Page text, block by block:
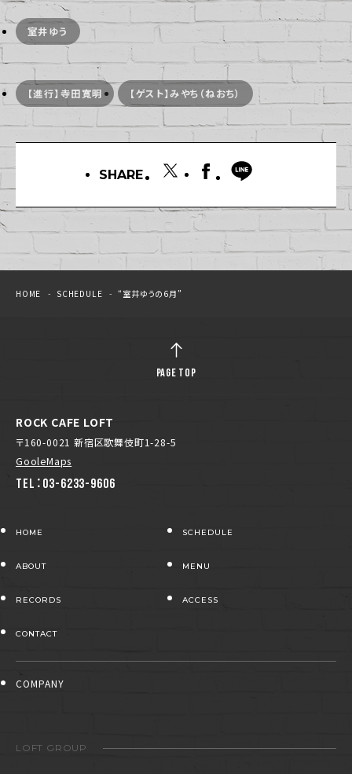
室井ゆう
【進行】寺田寛明 【ゲスト】みやち（ねおち）
SHARE
HOME SCHEDULE “室井ゆうの6月”
ROCK CAFE LOFT
〒160-0021 新宿区歌舞伎町1-28-5
GooleMaps
TEL：03-6233-9606
HOME SCHEDULE
ABOUT MENU
RECORDS ACCESS
CONTACT
COMPANY
LOFT GROUP
PAGE TOP